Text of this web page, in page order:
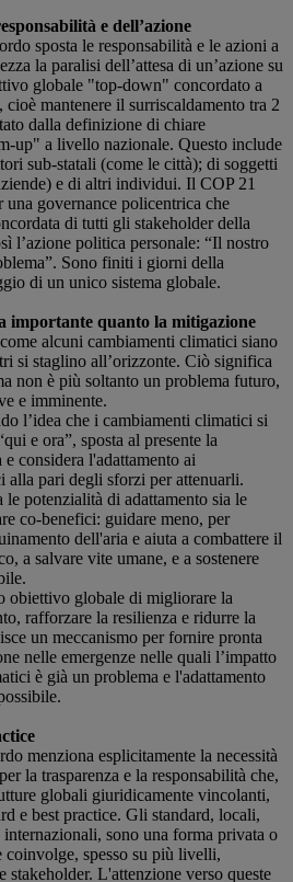
e dell’azione
sposta le responsabilità e le azioni a
la paralisi dell’attesa di un’azione su
globale "top-down" concordato a
mantenere il surriscaldamento tra 2
dalla definizione di chiare
up" a livello nazionale. Questo include
sub-statali (come le città); di soggetti
e di altri individui. Il COP 21
una governance policentrica che
di tutti gli stakeholder della
l’azione politica personale: “Il nostro
Sono finiti i giorni della
di un unico sistema globale.
importante quanto la mitigazione
alcuni cambiamenti climatici siano
si staglino all’orizzonte. Ciò significa
non è più soltanto un problema futuro,
e imminente.
l’idea che i cambiamenti climatici si
e ora”, sposta al presente la
considera l'adattamento ai
alla pari degli sforzi per attenuarli.
le potenzialità di adattamento sia le
co-benefici: guidare meno, per
dell'aria e aiuta a combattere il
a salvare vite umane, e a sostenere
obiettivo globale di migliorare la
rafforzare la resilienza e ridurre la
un meccanismo per fornire pronta
nelle emergenze nelle quali l’impatto
è già un problema e l'adattamento
menziona esplicitamente la necessità
la trasparenza e la responsabilità che,
globali giuridicamente vincolanti,
e best practice. Gli standard, locali,
sono una forma privata o
coinvolge, spesso su più livelli,
L'attenzione verso queste